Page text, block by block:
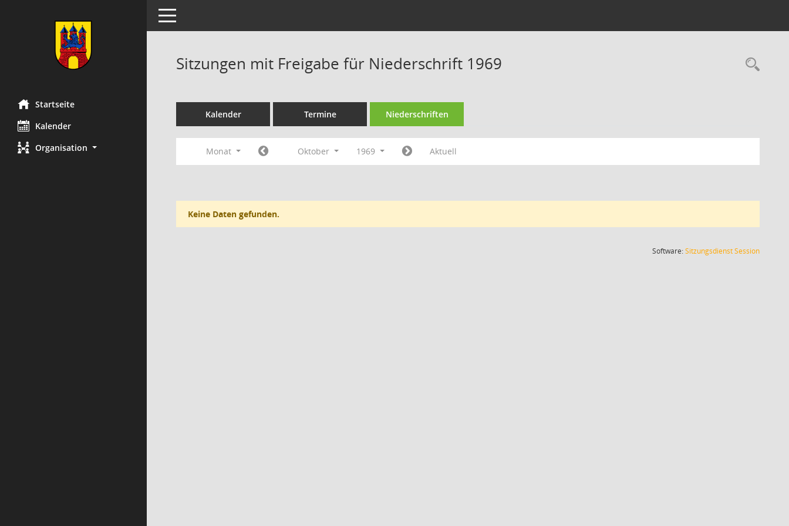
Startseite
Kalender
Organisation
Toggle navigation
Sitzungen mit Freigabe für Niederschrift 1969
Kalender Termine Niederschriften
Monat Oktober 1969 Aktuell
Keine Daten gefunden.
Software:SitzungsdienstSession(Wird in